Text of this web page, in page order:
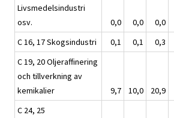
Livsmedelsindustri
osv.
0,0 0,0 0,0
C 16, 17 Skogsindustri
0,1 0,1 0,3
C 19, 20 Oljeraffinering
och tillverkning av
kemikalier
9,7 10,0 20,9
C 24, 25